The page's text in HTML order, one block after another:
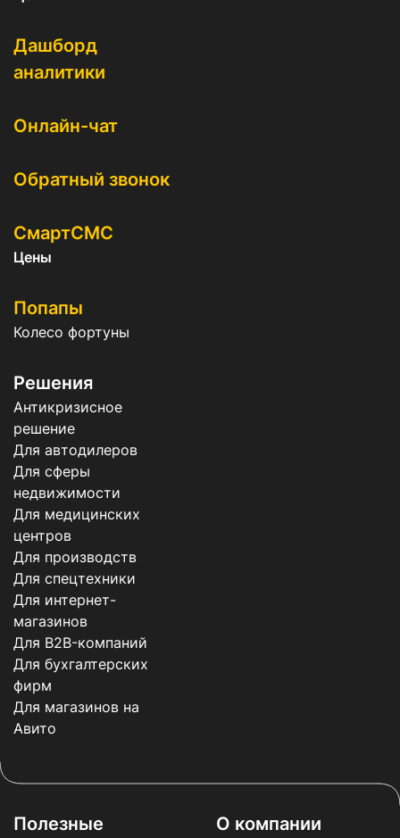
Дашборд
аналитики
Онлайн-чат
Обратный звонок
СмартСМС
Цены
Попапы
Колесо фортуны
Решения
Антикризисное
решение
Для автодилеров
Для сферы
недвижимости
Для медицинских
центров
Для производств
Для спецтехники
Для интернет-
магазинов
Для B2B-компаний
Для бухгалтерских
фирм
Для магазинов на
Авито
Полезные
О компании